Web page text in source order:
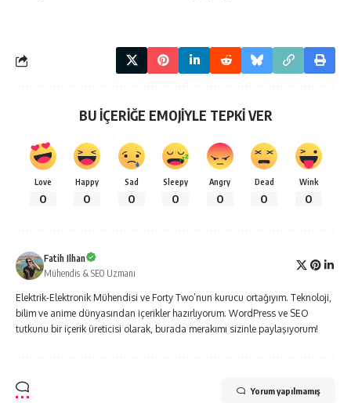
BU İÇERİĞE EMOJİYLE TEPKİ VER
Love
0
Happy
0
Sad
0
Sleepy
0
Angry
0
Dead
0
Wink
0
Fatih Ilhan
Mühendis & SEO Uzmanı
Elektrik-Elektronik Mühendisi ve Forty Two’nun kurucu ortağıyım. Teknoloji,
bilim ve anime dünyasından içerikler hazırlıyorum. WordPress ve SEO
tutkunu bir içerik üreticisi olarak, burada merakımı sizinle paylaşıyorum!
Yorum yapılmamış